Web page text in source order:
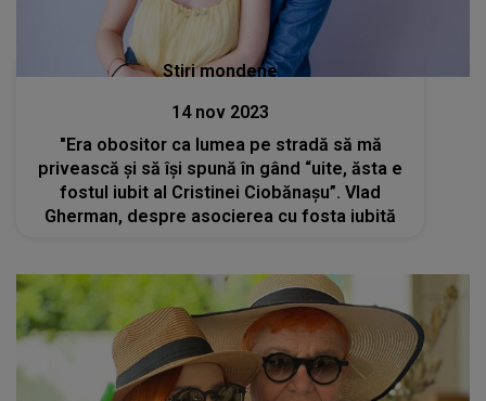
Stiri mondene
14 nov 2023
"Era obositor ca lumea pe stradă să mă
privească și să își spună în gând “uite, ăsta e
fostul iubit al Cristinei Ciobănașu”. Vlad
Gherman, despre asocierea cu fosta iubită